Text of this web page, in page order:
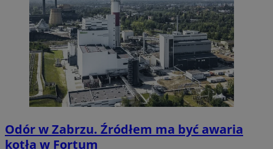
Odór w Zabrzu. Źródłem ma być awaria
kotła w Fortum